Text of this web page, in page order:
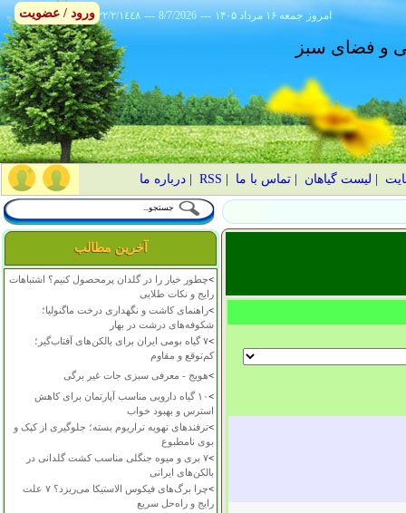
٢٢/٢/١٤٤٨ --- 8/7/2026 --- ۱۴۰۵ جمعه ۱۶ مرداد امروز
و فضای سبز
لیست گیاهان |تماس با ما RSS
|درباره ما
آخرین مطالب
>چطور خیار را در گلدان پرمحصول کنیم؟ اشتباهات
رایج و نکات طلایی
>راهنمای کاشت و نگهداری درخت ماگنولیا؛
شکوفه‌های درشت در بهار
>
۷ گیاه بومی ایران برای بالکن‌های آفتاب‌گیر؛
کم‌توقع و مقاوم
>هویج - معرفی سبزی جات غیر برگی
>
۱۰ گیاه دارویی مناسب آپارتمان برای کاهش
استرس و بهبود خواب
>ترفندهای تهویه تراریوم بسته؛ جلوگیری از کپک و
بوی نامطبوع
>
۷ بری و میوه جنگلی مناسب کشت گلدانی در
بالکن‌های ایرانی
>
چرا برگ‌های فیکوس الاستیکا می‌ریزد؟ ۷ علت
رایج و راه‌حل سریع
ورود / عضویت